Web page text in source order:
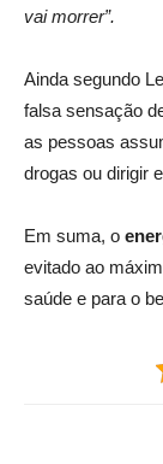
vai morrer”.
Ainda segundo
falsa sensação
as pessoas
drogas ou dirigir
Em suma, o
evitado ao
saúde e para o